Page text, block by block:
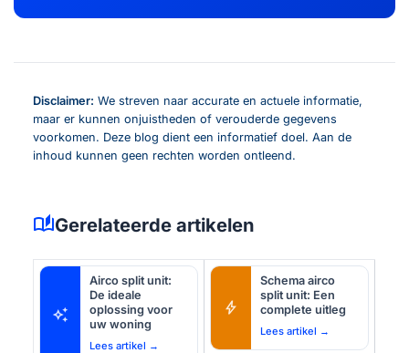
Disclaimer: We streven naar accurate en actuele informatie,
maar er kunnen onjuistheden of verouderde gegevens
voorkomen. Deze blog dient een informatief doel. Aan de
inhoud kunnen geen rechten worden ontleend.
auto_storiesGerelateerde artikelen
auto_awesome
Airco split unit:
De ideale
oplossing voor
uw woning
Lees artikel →
bolt
Schema airco
split unit: Een
complete uitleg
Lees artikel →